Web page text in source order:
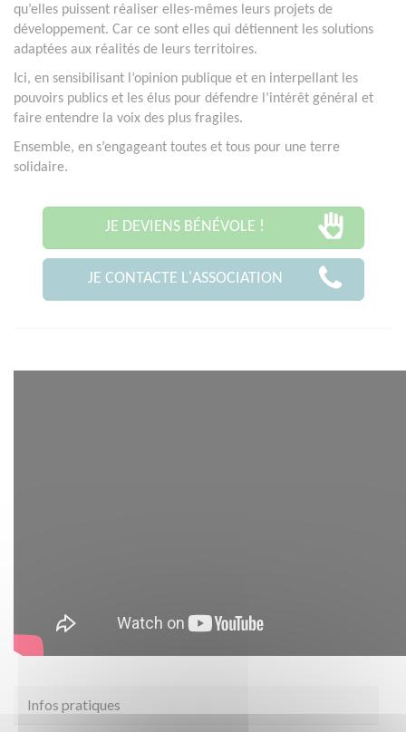
qu’elles puissent réaliser elles-mêmes leurs projets de
développement. Car ce sont elles qui détiennent les solutions
adaptées aux réalités de leurs territoires.
Ici, en sensibilisant l’opinion publique et en interpellant les
pouvoirs publics et les élus pour défendre l’intérêt général et
faire entendre la voix des plus fragiles.
Ensemble, en s’engageant toutes et tous pour une terre
solidaire.
JE DEVIENS BÉNÉVOLE !
JE CONTACTE L'ASSOCIATION
Infos pratiques